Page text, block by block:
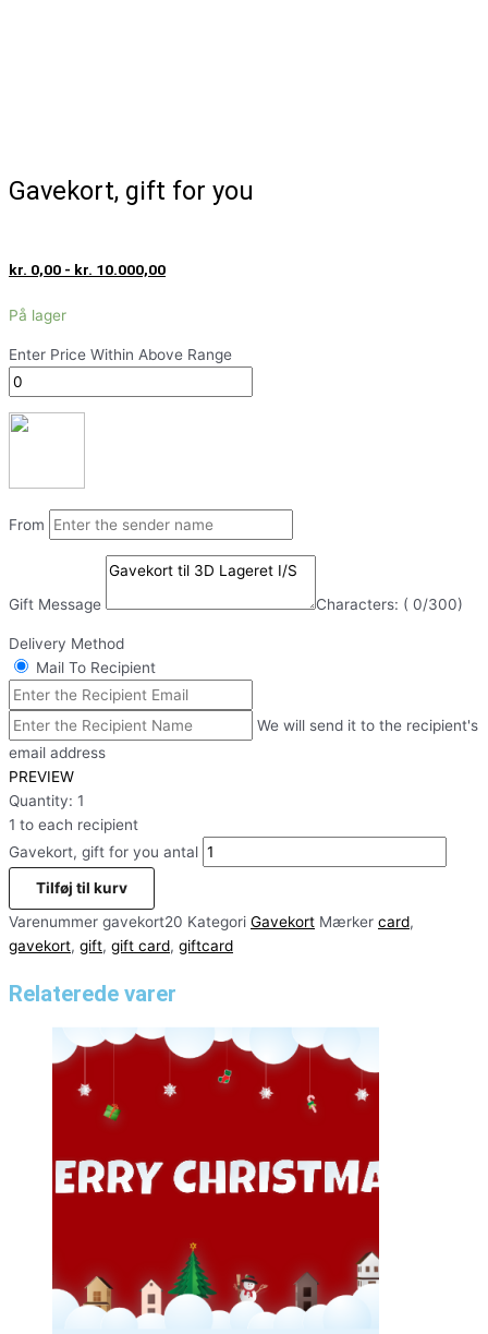
Gavekort, gift for you
kr. 0,00 - kr. 10.000,00
På lager
Enter Price Within Above Range
From
Gift Message Characters: ( 0/300)
Delivery Method
Mail To Recipient
We will send it to the recipient's
email address
PREVIEW
Quantity: 1
1 to each recipient
Gavekort, gift for you antal
Tilføj til kurv
Varenummer gavekort20 Kategori Gavekort Mærker card,
gavekort, gift, gift card, giftcard
Relaterede varer